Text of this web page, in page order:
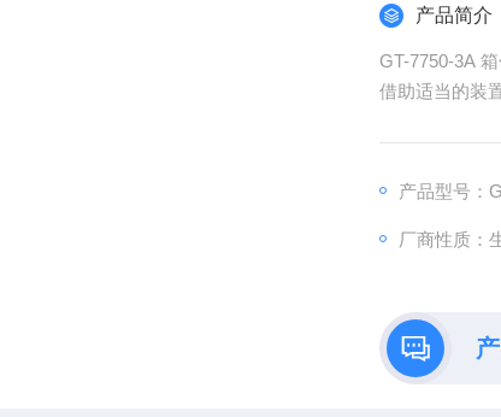
产品简介
GT-7750-3A
借助适当的装
呈正常使用
产品型号：
厂商性质：